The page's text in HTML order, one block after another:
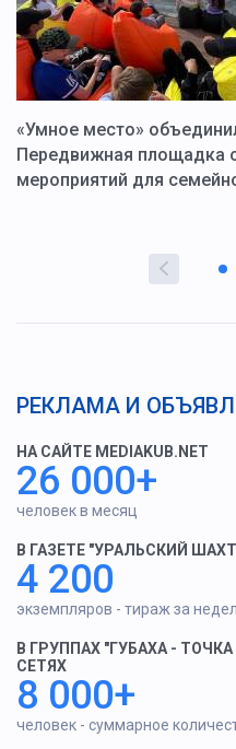
«Умное место»
Передвижная площадка
мероприятий для
РЕКЛАМА И
НА САЙТЕ MEDIAKUB.NET
26 000+
человек в месяц
В ГАЗЕТЕ "УРАЛЬСКИЙ
4 200
экземпляров - тираж за
В ГРУППАХ "ГУБАХА -
СЕТЯХ
8 000+
человек - суммарное